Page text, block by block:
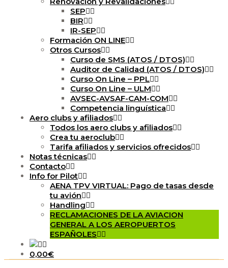
SEP
BIR
IR-SEP
Formación ON LINE
Otros Cursos
Curso de SMS (ATOS / DTOS)
Auditor de Calidad (ATOS / DTOS)
Curso On Line – PPL
Curso On Line – ULM
AVSEC-AVSAF-CAM-COM
Competencia linguística
Aero clubs y afiliados
Todos los aero clubs y afiliados
Crea tu aeroclub
Tarifa afiliados y servicios ofrecidos
Notas técnicas
Contacto
Info for Pilot
AENA TPV VIRTUAL: Pago de tasas desde
tu avión
Handling
RECLAMACIONES DE LA AVIACION
GENERAL A LOS AEROPUERTOS
ESPAÑOLES
0,00€